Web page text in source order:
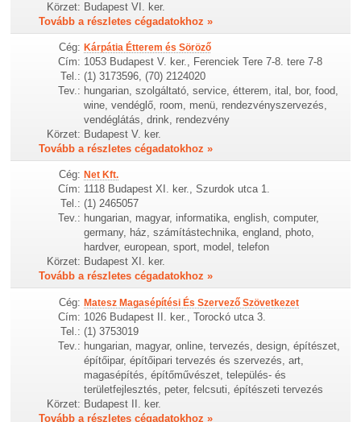
Körzet: Budapest VI. ker.
Tovább a részletes cégadatokhoz »
Cég: Kárpátia Étterem és Söröző
Cím: 1053 Budapest V. ker., Ferenciek Tere 7-8. tere 7-8
Tel.: (1) 3173596, (70) 2124020
Tev.: hungarian, szolgáltató, service, étterem, ital, bor, food,
wine, vendéglő, room, menü, rendezvényszervezés,
vendéglátás, drink, rendezvény
Körzet: Budapest V. ker.
Tovább a részletes cégadatokhoz »
Cég: Net Kft.
Cím: 1118 Budapest XI. ker., Szurdok utca 1.
Tel.: (1) 2465057
Tev.: hungarian, magyar, informatika, english, computer,
germany, ház, számítástechnika, england, photo,
hardver, european, sport, model, telefon
Körzet: Budapest XI. ker.
Tovább a részletes cégadatokhoz »
Cég: Matesz Magasépítési És Szervező Szövetkezet
Cím: 1026 Budapest II. ker., Torockó utca 3.
Tel.: (1) 3753019
Tev.: hungarian, magyar, online, tervezés, design, építészet,
építőipar, építőipari tervezés és szervezés, art,
magasépítés, építőművészet, település- és
területfejlesztés, peter, felcsuti, építészeti tervezés
Körzet: Budapest II. ker.
Tovább a részletes cégadatokhoz »